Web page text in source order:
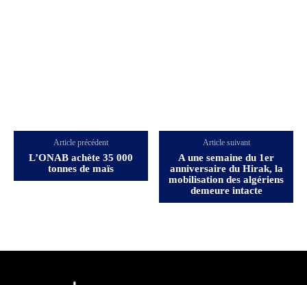
Article précédent
L’ONAB achète 35 000
tonnes de maïs
Article suivant
A une semaine du 1er
anniversaire du Hirak, la
mobilisation des algériens
demeure intacte